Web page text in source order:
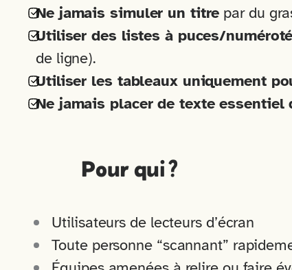
Ne jamais simuler un titre par du
Utiliser des listes à puces/
de ligne).
Utiliser les tableaux uniquement
Ne jamais placer de texte essentiel
Pour qui ?
Utilisateurs de lecteurs d’écran
Toute personne “scannant”